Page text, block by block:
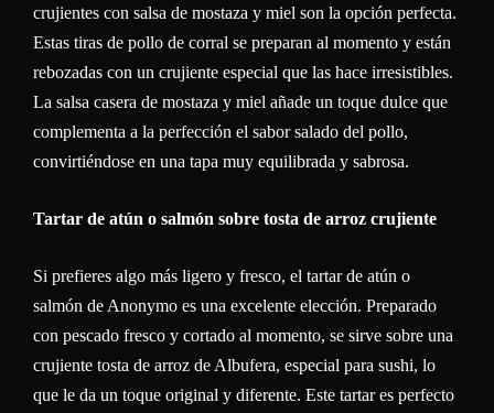
crujientes con salsa de mostaza y miel son la opción perfecta.
Estas tiras de pollo de corral se preparan al momento y están
rebozadas con un crujiente especial que las hace irresistibles.
La salsa casera de mostaza y miel añade un toque dulce que
complementa a la perfección el sabor salado del pollo,
convirtiéndose en una tapa muy equilibrada y sabrosa.
Tartar de atún o salmón sobre tosta de arroz crujiente
Si prefieres algo más ligero y fresco, el tartar de atún o
salmón de Anonymo es una excelente elección. Preparado
con pescado fresco y cortado al momento, se sirve sobre una
crujiente tosta de arroz de Albufera, especial para sushi, lo
que le da un toque original y diferente. Este tartar es perfecto